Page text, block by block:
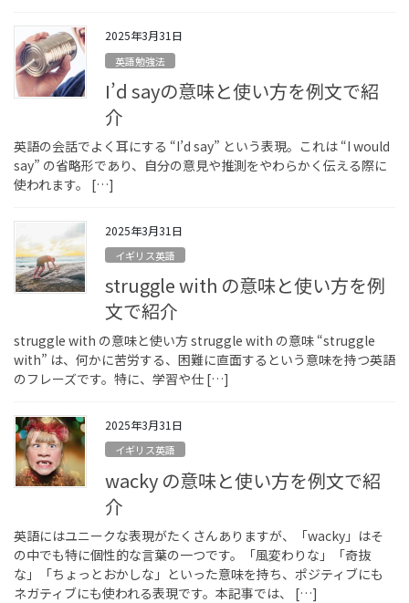
2025年3月31日
英語勉強法
I’d sayの意味と使い方を例文で紹
介
英語の会話でよく耳にする “I’d say” という表現。これは “I would
say” の省略形であり、自分の意見や推測をやわらかく伝える際に
使われます。 […]
2025年3月31日
イギリス英語
struggle with の意味と使い方を例
文で紹介
struggle with の意味と使い方 struggle with の意味 “struggle
with” は、何かに苦労する、困難に直面するという意味を持つ英語
のフレーズです。特に、学習や仕 […]
2025年3月31日
イギリス英語
wacky の意味と使い方を例文で紹
介
英語にはユニークな表現がたくさんありますが、「wacky」はそ
の中でも特に個性的な言葉の一つです。「風変わりな」「奇抜
な」「ちょっとおかしな」といった意味を持ち、ポジティブにも
ネガティブにも使われる表現です。本記事では、 […]